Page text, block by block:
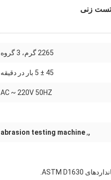
2265 گرم، 3 گروه
45 ± 5 بار در دقیقه
AC ~ 220V 50HZ
,
,
abrasion testing machine